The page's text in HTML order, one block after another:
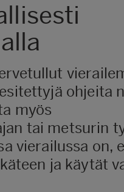
ohjeita
myös
tai metsurin
vierailussa on,
ja käytät